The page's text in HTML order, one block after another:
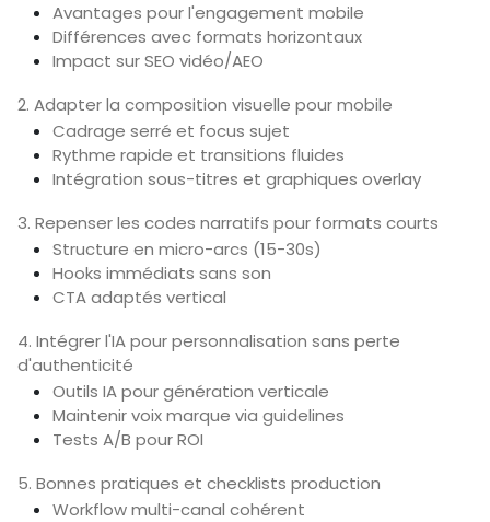
Avantages pour l'engagement mobile
Différences avec formats horizontaux
Impact sur SEO vidéo/AEO
2. Adapter la composition visuelle pour mobile
Cadrage serré et focus sujet
Rythme rapide et transitions fluides
Intégration sous-titres et graphiques overlay
3. Repenser les codes narratifs pour formats courts
Structure en micro-arcs (15-30s)
Hooks immédiats sans son
CTA adaptés vertical
4. Intégrer l'IA pour personnalisation sans perte
d'authenticité
Outils IA pour génération verticale
Maintenir voix marque via guidelines
Tests A/B pour ROI
5. Bonnes pratiques et checklists production
Workflow multi-canal cohérent